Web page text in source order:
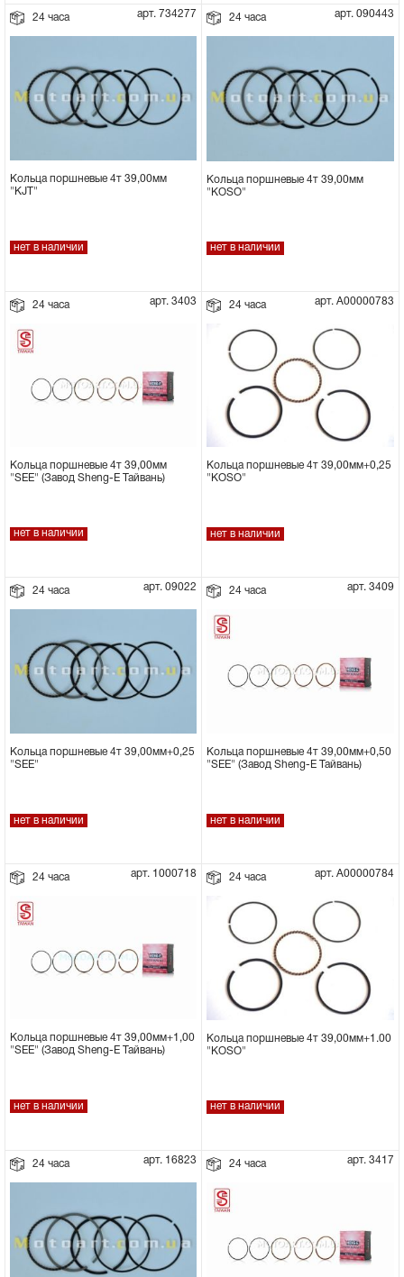
24 часа арт. 734277
Кольца поршневые 4т 39,00мм
"KJT"
нет в наличии
24 часа арт. 090443
Кольца поршневые 4т 39,00мм
"KOSO"
нет в наличии
24 часа арт. 3403
Кольца поршневые 4т 39,00мм
"SEE" (Завод Sheng-E Тайвань)
нет в наличии
24 часа арт. А00000783
Кольца поршневые 4т 39,00мм+0,25
"KOSO"
нет в наличии
24 часа арт. 09022
Кольца поршневые 4т 39,00мм+0,25
"SEE"
нет в наличии
24 часа арт. 3409
Кольца поршневые 4т 39,00мм+0,50
"SEE" (Завод Sheng-E Тайвань)
нет в наличии
24 часа арт. 1000718
Кольца поршневые 4т 39,00мм+1,00
"SEE" (Завод Sheng-E Тайвань)
нет в наличии
24 часа арт. А00000784
Кольца поршневые 4т 39,00мм+1.00
"KOSO"
нет в наличии
24 часа арт. 16823 24 часа арт. 3417